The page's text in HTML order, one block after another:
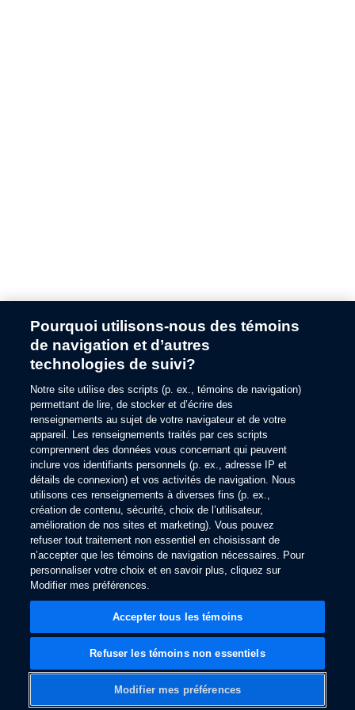
Application error: aclient-side exception has occurred while
loadingfr.ford.ca (see the browser console
Pourquoi utilisons-nous des témoins
de navigation et d’autres
technologies de suivi?
Notre site utilise des scripts (p. ex., témoins de navigation)
permettant de lire, de stocker et d’écrire des
renseignements au sujet de votre navigateur et de votre
appareil. Les renseignements traités par ces scripts
comprennent des données vous concernant qui peuvent
inclure vos identifiants personnels (p. ex., adresse IP et
détails de connexion) et vos activités de navigation. Nous
utilisons ces renseignements à diverses fins (p. ex.,
création de contenu, sécurité, choix de l’utilisateur,
amélioration de nos sites et marketing). Vous pouvez
refuser tout traitement non essentiel en choisissant de
n’accepter que les témoins de navigation nécessaires. Pour
personnaliser votre choix et en savoir plus, cliquez sur
Modifier mes préférences.
Modifier mes préférences
Refuser les témoins non essentiels
Accepter tous les témoins